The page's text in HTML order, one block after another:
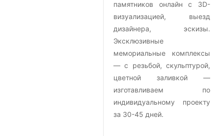
памятников онлайн с 3D-
визуализацией, выезд
дизайнера, эскизы.
Эксклюзивные
мемориальные комплексы
— с резьбой, скульптурой,
цветной заливкой —
изготавливаем по
индивидуальному проекту
за 30-45 дней.